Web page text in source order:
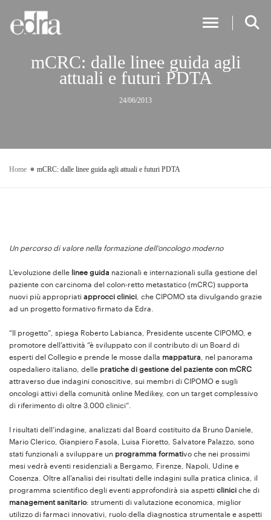
Toggle
mCRC: dalle linee guida agli
attuali e futuri PDTA
24/06/2013
Home mCRC: dalle linee guida agli attuali e futuri PDTA
Un percorso di valore nella formazione dell’oncologo moderno
L’evoluzione delle linee guida nazionali e internazionali sulla gestione del
paziente con carcinoma del colon-retto metastatico (mCRC) supporta
nuovi più appropriati approcci clinici , che CIPOMO sta divulgando grazie
ad un progetto formativo firmato da Edra.
“Il progetto”, spiega Roberto Labianca, Presidente uscente CIPOMO, e
promotore dell’attività “è sviluppato con il contributo di un Board di
esperti del Collegio e prende le mosse dalla mappatura , nel panorama
ospedaliero italiano, delle pratiche di gestione del paziente con mCRC
attraverso due indagini conoscitive, sui membri di CIPOMO e sugli
oncologi attivi della comunità online Medikey, con un target complessivo
di riferimento di oltre 3.000 clinici”.
I risultati dell’indagine, analizzati dal Board costituito da Bruno Daniele,
Mario Clerico, Gianpiero Fasola, Luisa Fioretto, Salvatore Palazzo, sono
stati funzionali a sviluppare un programma formativo che nei prossimi
mesi vedrà eventi residenziali a Bergamo, Firenze, Napoli, Udine e
Cosenza. Oltre all’analisi dei risultati delle indagini sulla pratica clinica, il
programma scientifico degli eventi approfondirà sia aspetti clinici che di
management sanitario: strumenti di valutazione economica, miglior
utilizzo di farmaci innovativi, ruolo della diagnostica strumentale e aspetti